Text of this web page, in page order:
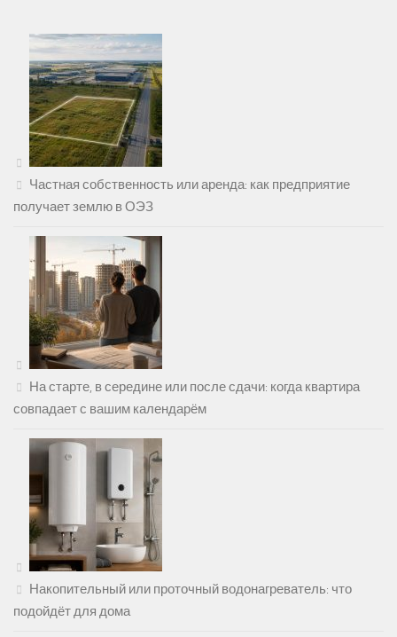
Частная собственность или аренда: как предприятие
получает землю в ОЭЗ
На старте, в середине или после сдачи: когда квартира
совпадает с вашим календарём
Накопительный или проточный водонагреватель: что
подойдёт для дома